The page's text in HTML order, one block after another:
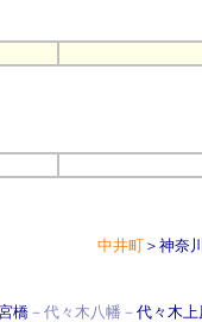
中井町＞ 神奈
橋－代々木八幡－ 代々木上